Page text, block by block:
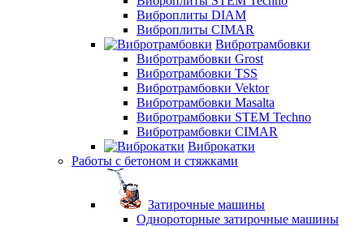
Виброплиты DIAM
Виброплиты CIMAR
Вибротрамбовки
Вибротрамбовки Grost
Вибротрамбовки TSS
Вибротрамбовки Vektor
Вибротрамбовки Masalta
Вибротрамбовки STEM Techno
Вибротрамбовки CIMAR
Виброкатки
Работы с бетоном и стяжками
Затирочные машины
Однороторные затирочные машины